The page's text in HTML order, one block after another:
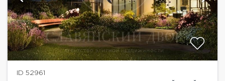
ID 52961